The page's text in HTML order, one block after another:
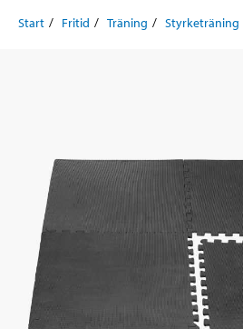
Start Fritid Träning Styrketräning